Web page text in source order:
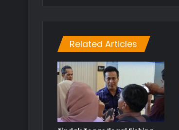
Related Articles